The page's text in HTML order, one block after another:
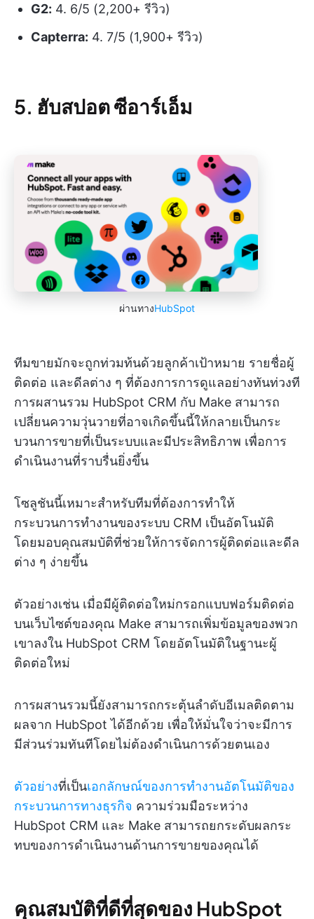
G2: 4. 6/5 (2,200+ รีวิว)
Capterra: 4. 7/5 (1,900+ รีวิว)
5. ฮับสปอต ซีอาร์เอ็ม
ผ่านทางHubSpot
ทีมขายมักจะถูกท่วมท้นด้วยลูกค้าเป้าหมาย รายชื่อผู้
ติดต่อ และดีลต่าง ๆ ที่ต้องการการดูแลอย่างทันท่วงที
การผสานรวม HubSpot CRM กับ Make สามารถ
เปลี่ยนความวุ่นวายที่อาจเกิดขึ้นนี้ให้กลายเป็นกระ
บวนการขายที่เป็นระบบและมีประสิทธิภาพ เพื่อการ
ดำเนินงานที่ราบรื่นยิ่งขึ้น
โซลูชันนี้เหมาะสำหรับทีมที่ต้องการทำให้
กระบวนการทำงานของระบบ CRM เป็นอัตโนมัติ
โดยมอบคุณสมบัติที่ช่วยให้การจัดการผู้ติดต่อและดีล
ต่าง ๆ ง่ายขึ้น
ตัวอย่างเช่น เมื่อมีผู้ติดต่อใหม่กรอกแบบฟอร์มติดต่อ
บนเว็บไซต์ของคุณ Make สามารถเพิ่มข้อมูลของพวก
เขาลงใน HubSpot CRM โดยอัตโนมัติในฐานะผู้
ติดต่อใหม่
การผสานรวมนี้ยังสามารถกระตุ้นลำดับอีเมลติดตาม
ผลจาก HubSpot ได้อีกด้วย เพื่อให้มั่นใจว่าจะมีการ
มีส่วนร่วมทันทีโดยไม่ต้องดำเนินการด้วยตนเอง
ตัวอย่างที่เป็นเอกลักษณ์ของการทำงานอัตโนมัติของ
กระบวนการทางธุรกิจ ความร่วมมือระหว่าง
HubSpot CRM และ Make สามารถยกระดับผลกระ
ทบของการดำเนินงานด้านการขายของคุณได้
คุณสมบัติที่ดีที่สุดของ HubSpot